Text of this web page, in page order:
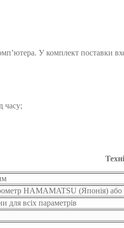
У комплект поставки
часу;
HAMAMATSU (Японія)
для всіх параметрів